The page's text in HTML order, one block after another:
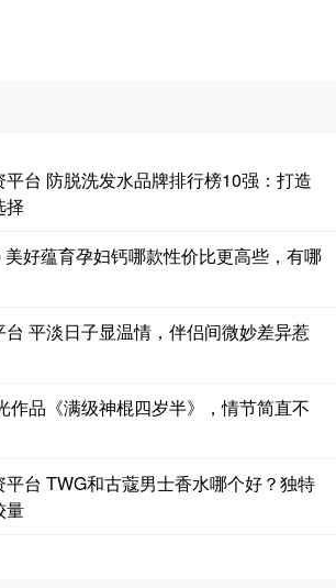
台 防脱洗发水品牌排行榜10强：打造
择
好蕴育孕妇钙哪款性价比更高些，有哪
平淡日子显温情，伴侣间微妙差异惹
作品《满级神棍四岁半》，情节简直不
台 TWG和古蔻男士香水哪个好？独特
量